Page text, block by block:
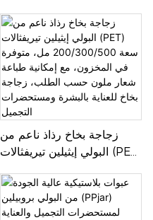
لمستحضرات التجميل، مثل
الكريمات، ومرطبات الشفاه،
والزيوت، والشموع، مع غطاء
زجاجة بخاخ رذاذ ناعم من
البولي إيثيلين تيريفثالات (PET)
متوفرة في المخزون، مع
إمكانية طباعة شعار ملون